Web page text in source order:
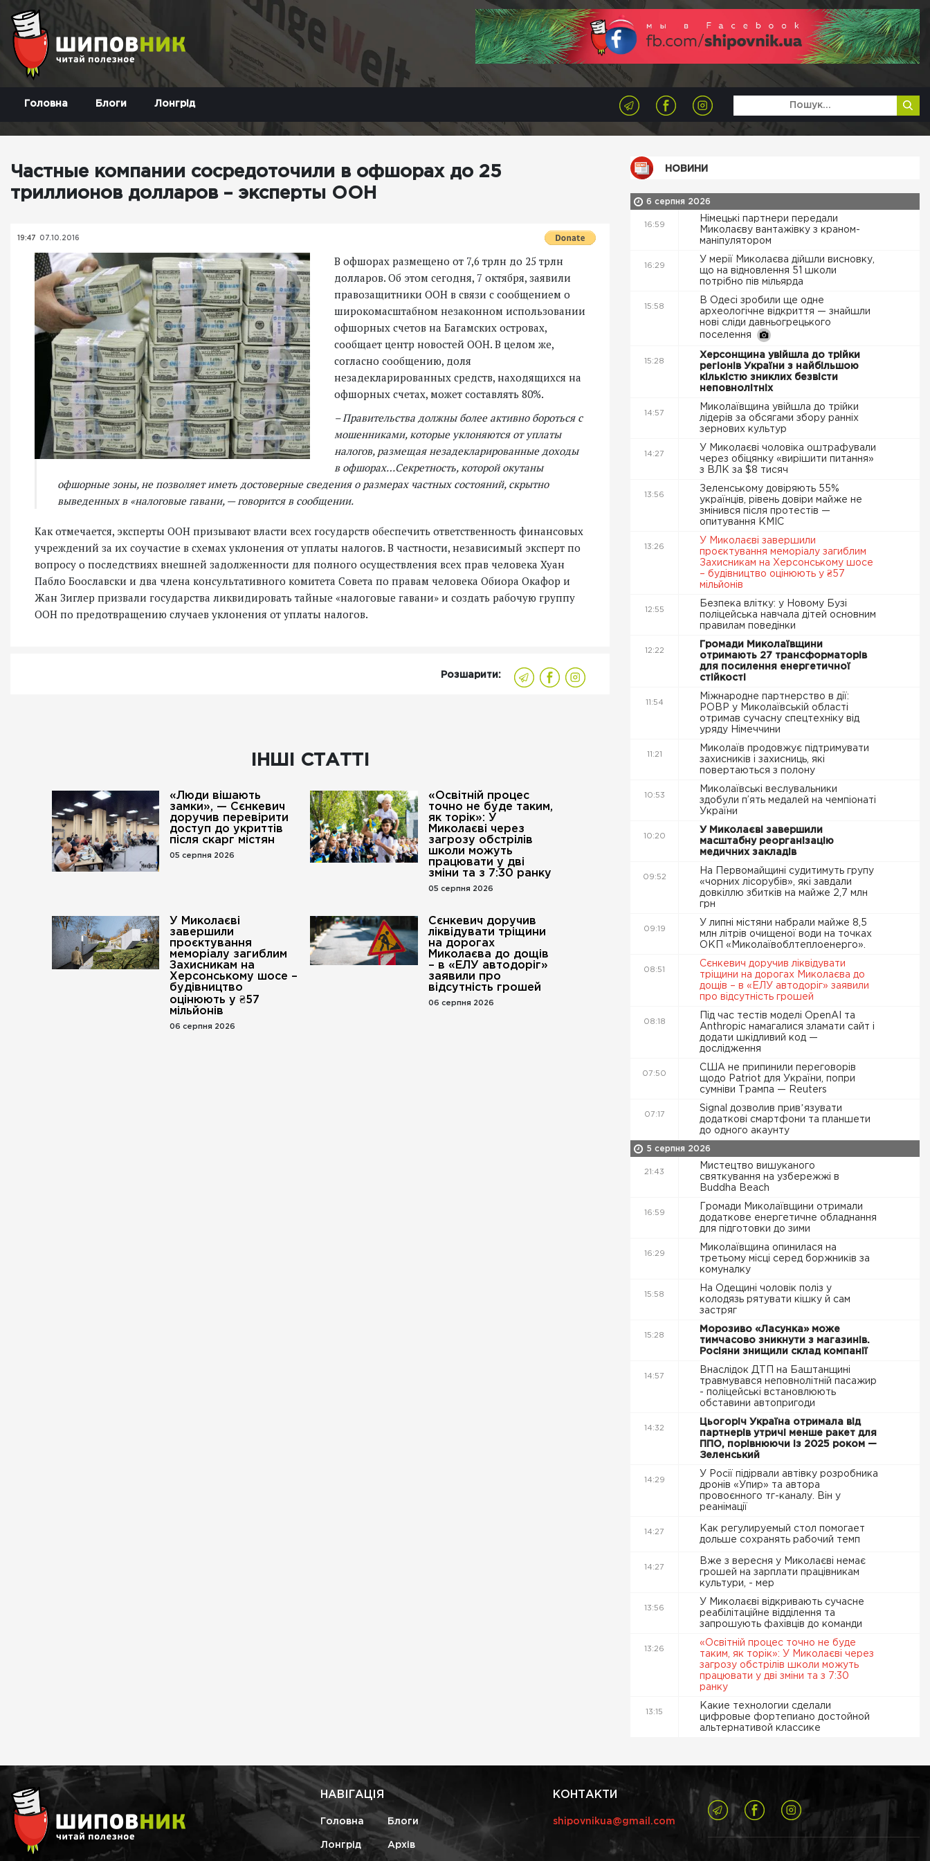
Головна Блоги Лонгрід
Частные компании сосредоточили в офшорах до 25
триллионов долларов – эксперты ООН
19:47 07.10.2016
В офшорах размещено от 7,6 трлн до 25 трлн
долларов. Об этом сегодня, 7 октября, заявили
правозащитники ООН в связи с сообщением о
широкомасштабном незаконном использовании
офшорных счетов на Багамских островах,
сообщает центр новостей ООН. В целом же,
согласно сообщению, доля
незадекларированных средств, находящихся на
офшорных счетах, может составлять 80%.
– Правительства должны более активно бороться с
мошенниками, которые уклоняются от уплаты
налогов, размещая незадекларированные доходы
в офшорах…Секретность, которой окутаны
офшорные зоны, не позволяет иметь достоверные сведения о размерах частных состояний, скрытно
выведенных в «налоговые гавани, — говорится в сообщении.
Как отмечается, эксперты ООН призывают власти всех государств обеспечить ответственность финансовых
учреждений за их соучастие в схемах уклонения от уплаты налогов. В частности, независимый эксперт по
вопросу о последствиях внешней задолженности для полного осуществления всех прав человека Хуан
Пабло Боославски и два члена консультативного комитета Совета по правам человека Обиора Окафор и
Жан Зиглер призвали государства ликвидировать тайные «налоговые гавани» и создать рабочую группу
ООН по предотвращению случаев уклонения от уплаты налогов.
Розшарити:
ІНШІ СТАТТІ
«Люди вішають
замки», — Сєнкевич
доручив перевірити
доступ до укриттів
після скарг містян
05 серпня 2026
«Освітній процес
точно не буде таким,
як торік»: У
Миколаєві через
загрозу обстрілів
школи можуть
працювати у дві
зміни та з 7:30 ранку
05 серпня 2026
У Миколаєві
завершили
проєктування
меморіалу загиблим
Захисникам на
Херсонському шосе –
будівництво
оцінюють у ₴57
мільйонів
06 серпня 2026
Сєнкевич доручив
ліквідувати тріщини
на дорогах
Миколаєва до дощів
– в «ЕЛУ автодоріг»
заявили про
відсутність грошей
06 серпня 2026
НОВИНИ
6 серпня 2026
16:59
Німецькі партнери передали
Миколаєву вантажівку з краном-
маніпулятором
16:29
У мерії Миколаєва дійшли висновку,
що на відновлення 51 школи
потрібно пів мільярда
15:58
В Одесі зробили ще одне
археологічне відкриття — знайшли
нові сліди давньогрецького
поселення
15:28
Херсонщина увійшла до трійки
регіонів України з найбільшою
кількістю зниклих безвісти
неповнолітніх
14:57
Миколаївщина увійшла до трійки
лідерів за обсягами збору ранніх
зернових культур
14:27
У Миколаєві чоловіка оштрафували
через обіцянку «вирішити питання»
з ВЛК за $8 тисяч
13:56
Зеленському довіряють 55%
українців, рівень довіри майже не
змінився після протестів —
опитування КМІС
13:26
У Миколаєві завершили
проєктування меморіалу загиблим
Захисникам на Херсонському шосе
– будівництво оцінюють у ₴57
мільйонів
12:55
Безпека влітку: у Новому Бузі
поліцейська навчала дітей основним
правилам поведінки
12:22
Громади Миколаївщини
отримають 27 трансформаторів
для посилення енергетичної
стійкості
11:54
Міжнародне партнерство в дії:
РОВР у Миколаївській області
отримав сучасну спецтехніку від
уряду Німеччини
11:21
Миколаїв продовжує підтримувати
захисників і захисниць, які
повертаються з полону
10:53
Миколаївські веслувальники
здобули п’ять медалей на чемпіонаті
України
10:20
У Миколаєві завершили
масштабну реорганізацію
медичних закладів
09:52
На Первомайщині судитимуть групу
«чорних лісорубів», які завдали
довкіллю збитків на майже 2,7 млн
грн
09:19
У липні містяни набрали майже 8,5
млн літрів очищеної води на точках
ОКП «Миколаївоблтеплоенерго».
08:51
Сєнкевич доручив ліквідувати
тріщини на дорогах Миколаєва до
дощів – в «ЕЛУ автодоріг» заявили
про відсутність грошей
08:18
Під час тестів моделі OpenAI та
Anthropic намагалися зламати сайт і
додати шкідливий код —
дослідження
07:50
США не припинили переговорів
щодо Patriot для України, попри
сумніви Трампа — Reuters
07:17
Signal дозволив привʼязувати
додаткові смартфони та планшети
до одного акаунту
5 серпня 2026
21:43
Мистецтво вишуканого
святкування на узбережжі в
Buddha Beach
16:59
Громади Миколаївщини отримали
додаткове енергетичне обладнання
для підготовки до зими
16:29
Миколаївщина опинилася на
третьому місці серед боржників за
комуналку
15:58
На Одещині чоловік поліз у
колодязь рятувати кішку й сам
застряг
15:28
Морозиво «Ласунка» може
тимчасово зникнути з магазинів.
Росіяни знищили склад компанії
14:57
Внаслідок ДТП на Баштанщині
травмувався неповнолітній пасажир
- поліцейські встановлюють
обставини автопригоди
14:32
Цьогоріч Україна отримала від
партнерів утричі менше ракет для
ППО, порівнюючи із 2025 роком —
Зеленський
14:29
У Росії підірвали автівку розробника
дронів «Упир» та автора
провоєнного тг-каналу. Він у
реанімації
14:27
Как регулируемый стол помогает
дольше сохранять рабочий темп
14:27
Вже з вересня у Миколаєві немає
грошей на зарплати працівникам
культури, - мер
13:56
У Миколаєві відкривають сучасне
реабілітаційне відділення та
запрошують фахівців до команди
13:26
«Освітній процес точно не буде
таким, як торік»: У Миколаєві через
загрозу обстрілів школи можуть
працювати у дві зміни та з 7:30
ранку
13:15
Какие технологии сделали
цифровые фортепиано достойной
альтернативой классике
НАВІГАЦІЯ
Головна Блоги
Лонгрід Архів
КОНТАКТИ
shipovnikua@gmail.com